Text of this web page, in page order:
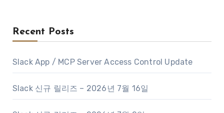
Recent Posts
Slack App / MCP Server Access Control Update
Slack 신규 릴리즈 – 2026년 7월 16일